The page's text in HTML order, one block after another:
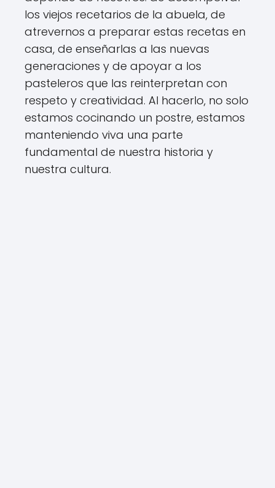
los viejos recetarios de la abuela, de
atrevernos a preparar estas recetas en
casa, de enseñarlas a las nuevas
generaciones y de apoyar a los
pasteleros que las reinterpretan con
respeto y creatividad. Al hacerlo, no solo
estamos cocinando un postre, estamos
manteniendo viva una parte
fundamental de nuestra historia y
nuestra cultura.